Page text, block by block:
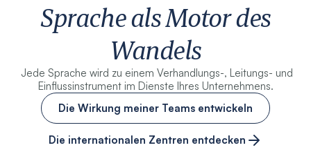
Sprache als Motor des
Wandels
Jede Sprache wird zu einem Verhandlungs-, Leitungs- und
Einflussinstrument im Dienste Ihres Unternehmens.
Die Wirkung meiner Teams entwickeln
Die internationalen Zentren entdecken